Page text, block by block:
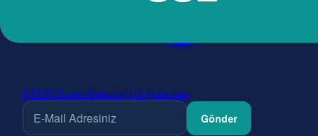
ETBİSTicaret Bakanlığı doğrulaması
Gönder